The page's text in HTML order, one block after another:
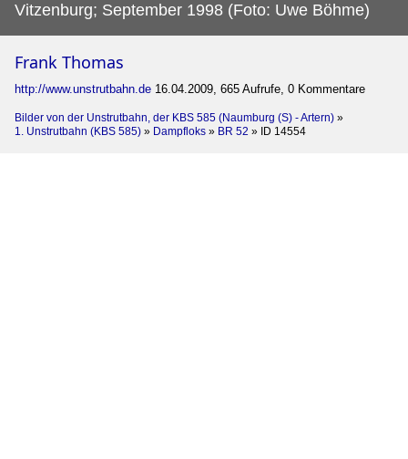
Vitzenburg; September 1998 (Foto: Uwe Böhme)
Frank Thomas
http://www.unstrutbahn.de 16.04.2009, 665 Aufrufe, 0 Kommentare
Bilder von der Unstrutbahn, der KBS 585 (Naumburg (S) - Artern) »
1. Unstrutbahn (KBS 585) » Dampfloks » BR 52 » ID 14554